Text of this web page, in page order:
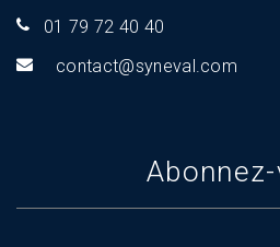
01 79 72 40 40
moc.l
aveny
s@tca
tnoc